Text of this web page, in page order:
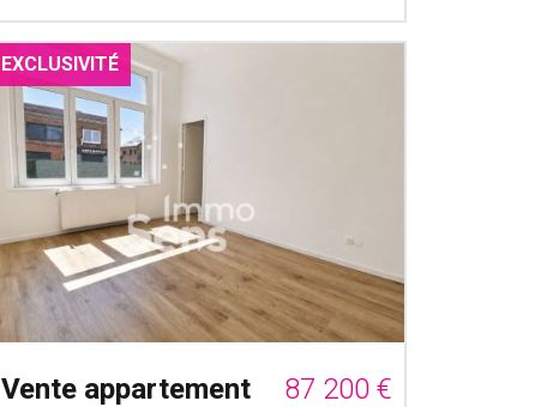
EXCLUSIVITÉ
Vente appartement 87 200 €